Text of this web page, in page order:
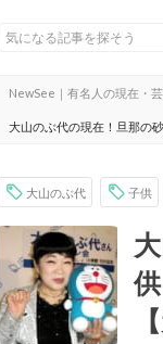
NewSee｜有名人の現在・
大山のぶ代の現在！旦那の
大山のぶ代 子供